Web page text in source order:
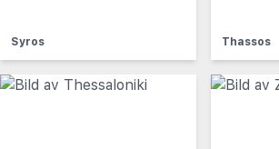
Syros Thassos